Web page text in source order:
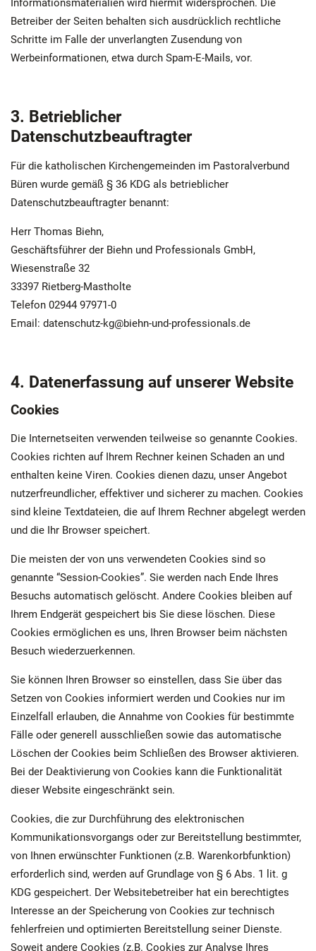
Informationsmaterialien wird hiermit widersprochen. Die
Betreiber der Seiten behalten sich ausdrücklich rechtliche
Schritte im Falle der unverlangten Zusendung von
Werbeinformationen, etwa durch Spam-E-Mails, vor.
3. Betrieblicher
Datenschutzbeauftragter
Für die katholischen Kirchengemeinden im Pastoralverbund
Büren wurde gemäß § 36 KDG als betrieblicher
Datenschutzbeauftragter benannt:
Herr Thomas Biehn,
Geschäftsführer der Biehn und Professionals GmbH,
Wiesenstraße 32
33397 Rietberg-Mastholte
Telefon 02944 97971-0
Email: datenschutz-kg@biehn-und-professionals.de
4. Datenerfassung auf unserer Website
Cookies
Die Internetseiten verwenden teilweise so genannte Cookies.
Cookies richten auf Ihrem Rechner keinen Schaden an und
enthalten keine Viren. Cookies dienen dazu, unser Angebot
nutzerfreundlicher, effektiver und sicherer zu machen. Cookies
sind kleine Textdateien, die auf Ihrem Rechner abgelegt werden
und die Ihr Browser speichert.
Die meisten der von uns verwendeten Cookies sind so
genannte “Session-Cookies”. Sie werden nach Ende Ihres
Besuchs automatisch gelöscht. Andere Cookies bleiben auf
Ihrem Endgerät gespeichert bis Sie diese löschen. Diese
Cookies ermöglichen es uns, Ihren Browser beim nächsten
Besuch wiederzuerkennen.
Sie können Ihren Browser so einstellen, dass Sie über das
Setzen von Cookies informiert werden und Cookies nur im
Einzelfall erlauben, die Annahme von Cookies für bestimmte
Fälle oder generell ausschließen sowie das automatische
Löschen der Cookies beim Schließen des Browser aktivieren.
Bei der Deaktivierung von Cookies kann die Funktionalität
dieser Website eingeschränkt sein.
Cookies, die zur Durchführung des elektronischen
Kommunikationsvorgangs oder zur Bereitstellung bestimmter,
von Ihnen erwünschter Funktionen (z.B. Warenkorbfunktion)
erforderlich sind, werden auf Grundlage von § 6 Abs. 1 lit. g
KDG gespeichert. Der Websitebetreiber hat ein berechtigtes
Interesse an der Speicherung von Cookies zur technisch
fehlerfreien und optimierten Bereitstellung seiner Dienste.
Soweit andere Cookies (z.B. Cookies zur Analyse Ihres